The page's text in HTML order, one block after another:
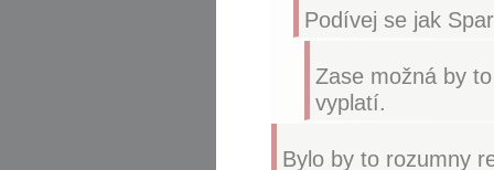
Podívej se jak
Zase možná by
vyplatí.
Bylo by to rozumny